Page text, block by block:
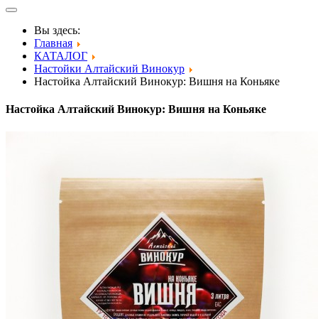
Вы здесь:
Главная
КАТАЛОГ
Настойки Алтайский Винокур
Настойка Алтайский Винокур: Вишня на Коньяке
Настойка Алтайский Винокур: Вишня на Коньяке